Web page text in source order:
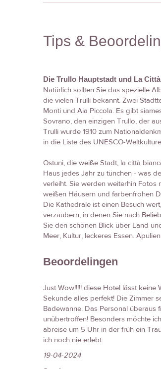
Tips &
Die Trullo Hauptstadt und La
Natürlich sollten Sie das spezielle
die vielen Trulli bekannt. Zwei
Monti und Aia Piccola. Es gibt
Sovrano, den einzigen Trullo, der
Trulli wurde 1910 zum
in die Liste des UNESCO-
Ostuni, die weiße Stadt, la città
Haus jedes Jahr zu tünchen - was
verleiht. Sie werden weiterhin
weißen Häusern und farbenfrohen
Die Kathedrale ist einen Besuch
verzaubern, in denen Sie nach
Sie den schönen Blick über Land
Meer, Kultur, leckeres Essen.
Beoordelingen
Just Wow!!!!! diese Hotel lässt
Sekunde alles perfekt! Die Zimmer
Badewanne. Das Personal überaus
unübertroffen! Besonders möchte
abreise um 5 Uhr in der früh ein
ich noch nie erlebt.
19-04-2024